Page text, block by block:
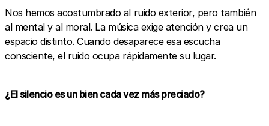
Nos hemos acostumbrado al ruido exterior, pero también
al mental y al moral. La música exige atención y crea un
espacio distinto. Cuando desaparece esa escucha
consciente, el ruido ocupa rápidamente su lugar.
¿El silencio es un bien cada vez más preciado?